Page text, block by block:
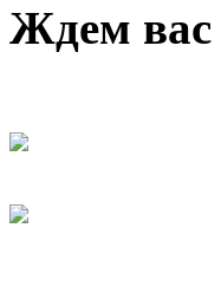
Ждем вас